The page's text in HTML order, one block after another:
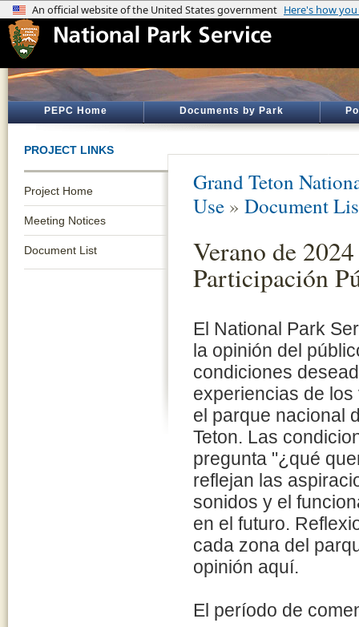
PEPC Home Documents by Park
PROJECT LINKS
Project Home
Meeting Notices
Document List
Grand Teton
Use » Document
Verano de 2024
Participación
El National Park
la opinión del
condiciones
experiencias de
el parque nacional
Teton. Las
pregunta "¿qué
reflejan las
sonidos y el
en el futuro.
cada zona del
opinión aquí.
El período de